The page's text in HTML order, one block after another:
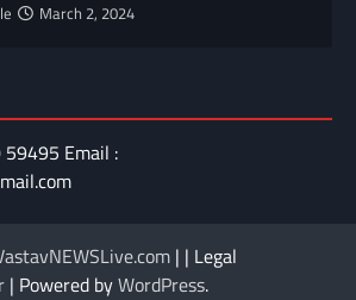
March 2, 2024
Email :
| | Legal
| Powered byWordPress.